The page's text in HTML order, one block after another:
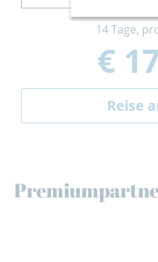
14 Tage,
€
Reise